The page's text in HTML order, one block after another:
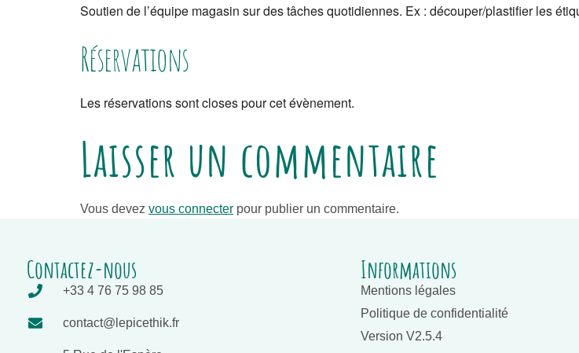
Soutien de l’équipe magasin sur des tâches quotidiennes. Ex : découper/plastifier les
Réservations
Les réservations sont closes pour cet évènement.
Laisser un commentaire
Vous devez vous connecter pour publier un commentaire.
Contactez-nous
+33 4 76 75 98 85
contact@lepicethik.fr
Informations
Mentions légales
Politique de confidentialité
Version V2.5.4